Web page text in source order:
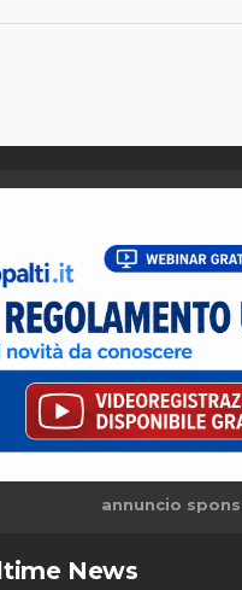
annuncio
News